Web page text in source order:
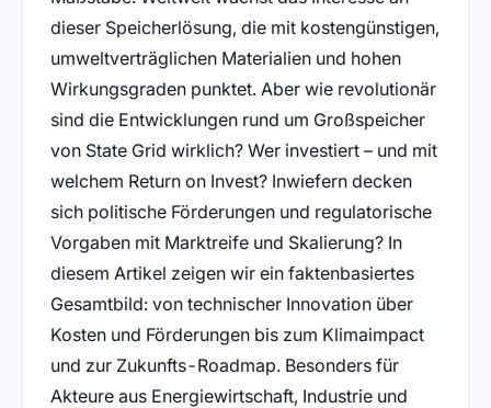
dieser Speicherlösung, die mit kostengünstigen,
umweltverträglichen Materialien und hohen
Wirkungsgraden punktet. Aber wie revolutionär
sind die Entwicklungen rund um Großspeicher
von State Grid wirklich? Wer investiert – und mit
welchem Return on Invest? Inwiefern decken
sich politische Förderungen und regulatorische
Vorgaben mit Marktreife und Skalierung? In
diesem Artikel zeigen wir ein faktenbasiertes
Gesamtbild: von technischer Innovation über
Kosten und Förderungen bis zum Klimaimpact
und zur Zukunfts-Roadmap. Besonders für
Akteure aus Energiewirtschaft, Industrie und